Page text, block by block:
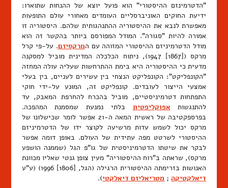
"הדטרמינזם ההיסטורי" הוא פועל יוצא של ההנחות שתוארו:
ידיעת החוקים האוניברסליים העומדים מאחורי עולם התופעות
מאפשרת לנבא את ההיסטוריה ההתנהגותית שלהם. היסטוריה זו
אמורה להיות "סגורה". המודל המפורסם ביותר בהקשר זה הוא
מודל הדטרמיניזם ההיסטורי המזוהה עם המרקסיזם. על-פי קרל
מרקס ([1867] 1947), ניתוח הכלכלה המדינית מוביל למסקנה
מדעית כי ההיסטוריה היא בימת ההתרחשות שעליה עולה המחזה
"הקונפליקט": הקונפליקט הנצחי בין עשירים לעניים, בין בעלי
אמצעי הייצור לעובדים. קונפליקט זה, המוּנע על-ידי חוקי
התפתחות דטרמיניסטיים, מוביל בהכרח להחרפת המאבק, עד
להתנגשות אפוקליפטית בלתי נמנעת שמסמנת המהפכה.
בפרספקטיבה של ראשית המאה ה-21 אפשר לומר שכישלונו של
מרקס יכול לשמש עדות מרשיעה לקוצר ידו של הדטרמיניזם
ההיסטורי לשרטט מפה עתידית של העולם. באופן דומה אפשר
לבקר את שיטתו הדטרמיניסטית של גו"פ הגל (שממנה הושפע
מרקס), שראתה ב"רוח ההיסטוריה" מעין צופן גנטי שאליו מכוונת
האנושות בזרימתה ההיסטורית הרגילה (הגל, [1806] 1996) (ע"ע
דיאלקטיקה ; מטריאליזם דיאלקטי).